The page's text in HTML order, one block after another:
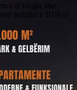
të këqija dhe
politike e BDI-së